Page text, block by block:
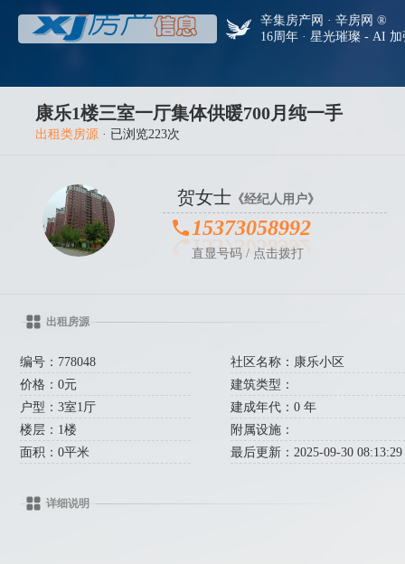
辛集房产网 · 辛房网 ®
16周年 · 星光璀璨 - AI
康乐1楼三室一厅集体供暖700月纯一手
出租类房源 · 已浏览223次
贺女士 《经纪人用户》
15373058992
直显号码 / 点击拨打
出租房源
编号：778048
价格：0元
户型：3室1厅
楼层：1楼
面积：0平米
社区名称：康乐小区
建筑类型：
建成年代：0 年
附属设施：
最后更新：2025-09-30 08:13:29
详细说明